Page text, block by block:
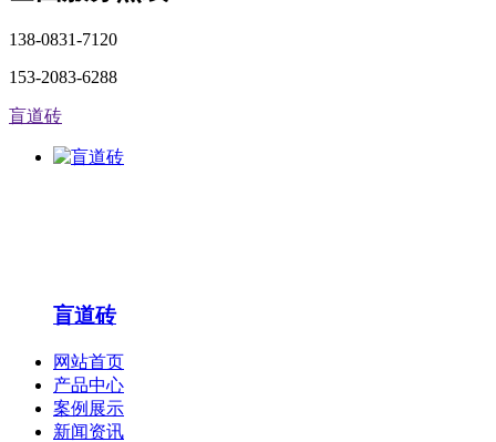
138-0831-7120
153-2083-6288
盲道砖
盲道砖
网站首页
产品中心
案例展示
新闻资讯